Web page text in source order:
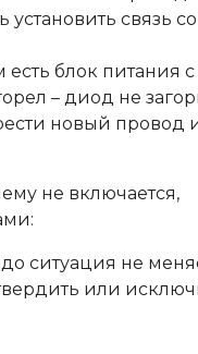
связь со
блок питания с
– диод не
новый провод
не включается,
ситуация не
или